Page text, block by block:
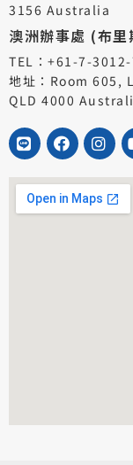
3156 Australia
澳洲辦事處 (布
TEL：+61-7-
地址：Room
QLD 4000